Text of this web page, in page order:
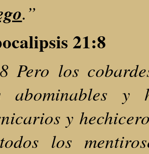
.”
21:8
Pero los
abominables y
y
los